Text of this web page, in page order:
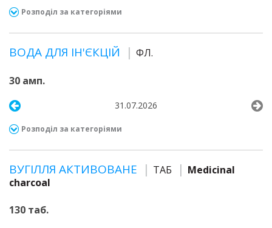
Розподіл за категоріями
ВОДА ДЛЯ ІН'ЄКЦІЙ ФЛ.
30 амп.
31.07.2026
Розподіл за категоріями
ВУГІЛЛЯ АКТИВОВАНЕ ТАБ
Medicinal
charcoal
130 таб.